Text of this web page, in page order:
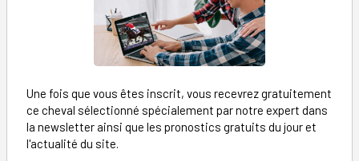
Une fois que vous êtes inscrit, vous recevrez gratuitement
ce cheval sélectionné spécialement par notre expert dans
la newsletter ainsi que les pronostics gratuits du jour et
l'actualité du site.